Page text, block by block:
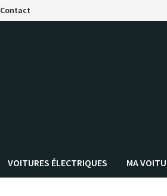
Contact
VOITURES ÉLECTRIQUES MA